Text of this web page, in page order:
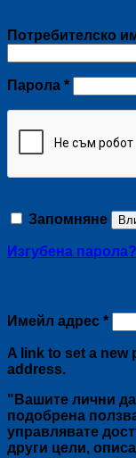
Потребителско
Парола *
Запомняне
Изгубена парола?
Имейл адрес *
A link to set a new
address.
"Вашите лични
подобрена
управлявате
други цели,